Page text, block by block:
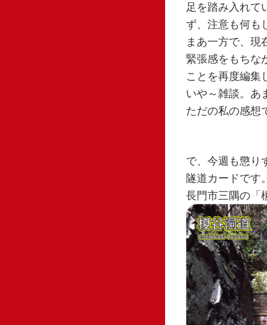
足を踏み入れて
ず、注意も何も
まあ一方で、現
緊張感をもちな
ことを再度編集
いや～雑談。あ
ただの私の感想
で、今週も懲り
隧道カードです
長門市三隅の「